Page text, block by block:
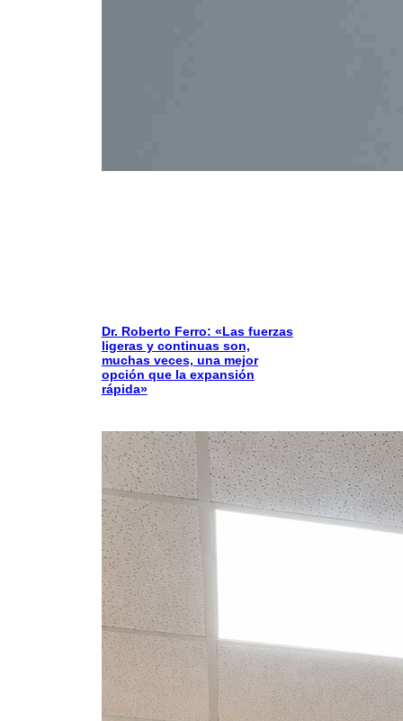
Dr. Roberto Ferro: «Las fuerzas
ligeras y continuas son,
muchas veces, una mejor
opción que la expansión
rápida»